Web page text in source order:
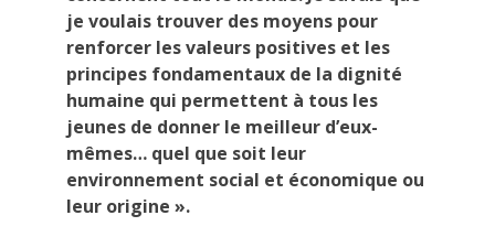
je voulais trouver des moyens pour
renforcer les valeurs positives et les
principes fondamentaux de la dignité
humaine qui permettent à tous les
jeunes de donner le meilleur d’eux-
mêmes… quel que soit leur
environnement social et économique ou
leur origine ».